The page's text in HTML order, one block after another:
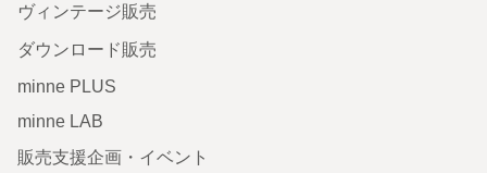
ヴィンテージ販売
ダウンロード販売
minne PLUS
minne LAB
販売支援企画・イベント